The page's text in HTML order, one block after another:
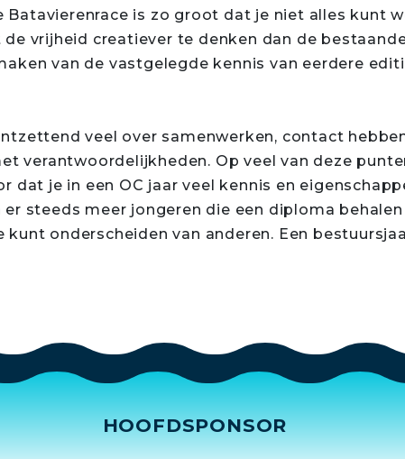
Batavierenrace is zo groot dat je niet alles kunt
vrijheid creatiever te denken dan de
van de vastgelegde kennis van eerdere
veel over samenwerken, contact
verantwoordelijkheden. Op veel van deze
dat je in een OC jaar veel kennis en
steeds meer jongeren die een diploma
onderscheiden van anderen. Een
HOOFDSPONSOR